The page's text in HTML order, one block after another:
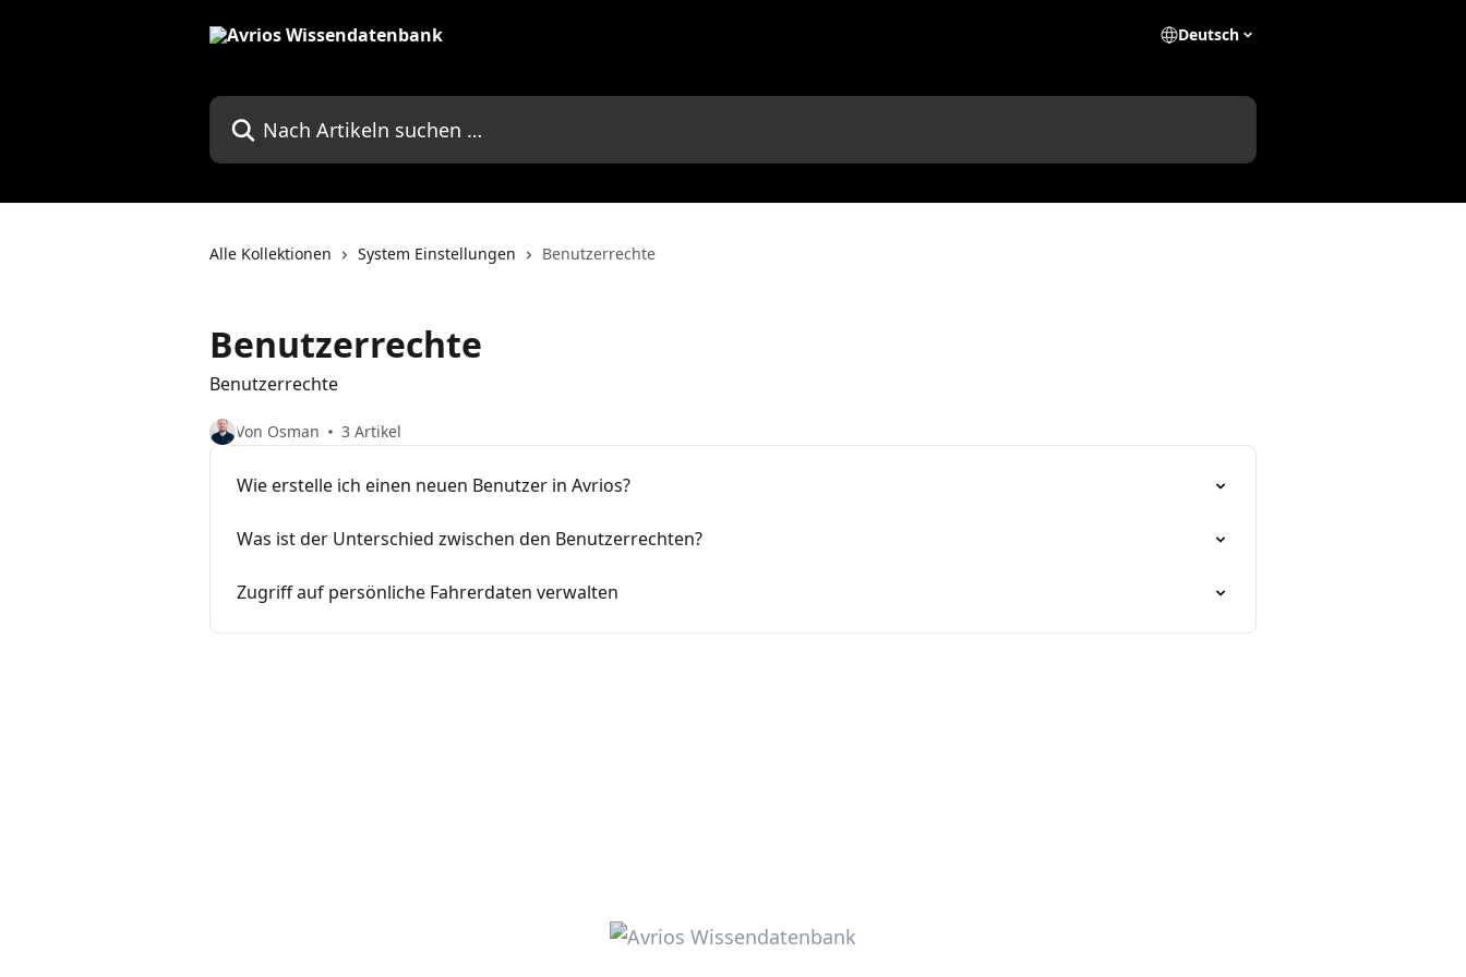
Deutsch
Nach Artikeln suchen …
Alle Kollektionen System Einstellungen Benutzerrechte
Benutzerrechte
Benutzerrechte
Von Osman 3 Artikel
Wie erstelle ich einen neuen Benutzer in Avrios?
Was ist der Unterschied zwischen den Benutzerrechten?
Zugriff auf persönliche Fahrerdaten verwalten